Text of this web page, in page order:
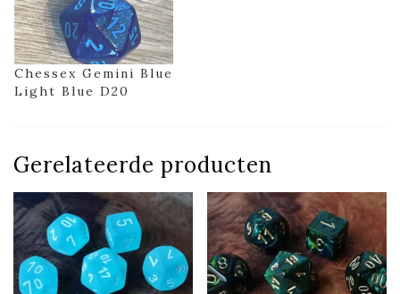
Chessex Gemini Blue
Light Blue D20
Gerelateerde producten